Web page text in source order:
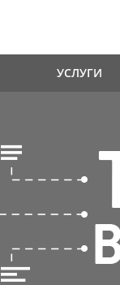
УСЛУГИ